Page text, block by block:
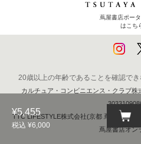
¥5,455
税込 ¥6,000
蔦屋書店ポー
はこち
20歳以上の年齢であることを確認で
カルチュア・コンビニエンス・クラブ
TTC LIFESTYLE株式会社(京都 蔦屋書店)
蔦屋書店オン